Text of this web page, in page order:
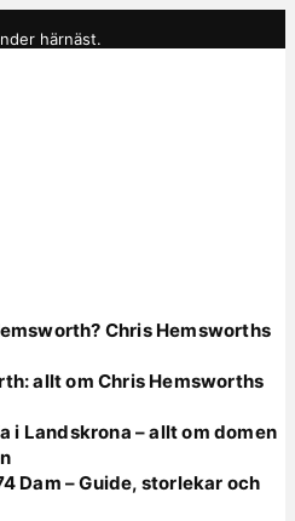
härnäst.
Chris Hemsworths
allt om Chris Hemsworths
i Landskrona – allt om domen
Dam – Guide, storlekar och